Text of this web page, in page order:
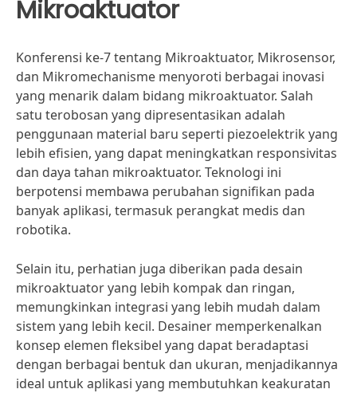
Mikroaktuator
Konferensi ke-7 tentang Mikroaktuator, Mikrosensor,
dan Mikromechanisme menyoroti berbagai inovasi
yang menarik dalam bidang mikroaktuator. Salah
satu terobosan yang dipresentasikan adalah
penggunaan material baru seperti piezoelektrik yang
lebih efisien, yang dapat meningkatkan responsivitas
dan daya tahan mikroaktuator. Teknologi ini
berpotensi membawa perubahan signifikan pada
banyak aplikasi, termasuk perangkat medis dan
robotika.
Selain itu, perhatian juga diberikan pada desain
mikroaktuator yang lebih kompak dan ringan,
memungkinkan integrasi yang lebih mudah dalam
sistem yang lebih kecil. Desainer memperkenalkan
konsep elemen fleksibel yang dapat beradaptasi
dengan berbagai bentuk dan ukuran, menjadikannya
ideal untuk aplikasi yang membutuhkan keakuratan